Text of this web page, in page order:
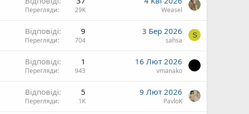
Перегляди 29K Weasel
Відповіді 9
Перегляди 704
3 Бер 2026
sahsa
S
Відповіді 1
Перегляди 943
16 Лют 2026
vmanako
Відповіді 5
Перегляди 1K
9 Лют 2026
PavloK